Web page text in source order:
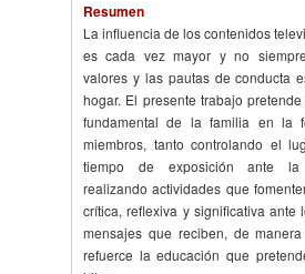
Resumen
La influencia de los contenidos
es cada vez mayor y no
valores y las pautas de conducta
hogar. El presente trabajo
fundamental de la familia en la
miembros, tanto controlando el
tiempo de exposición ante la
realizando actividades que
crítica, reflexiva y significativa ante
mensajes que reciben, de
refuerce la educación que